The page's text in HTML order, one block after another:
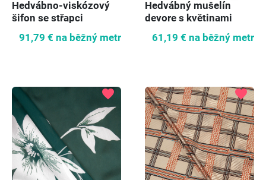
Hedvábno-viskózový
šifon se střapci
91,79 € na běžný metr
Hedvábný mušelín
devore s květinami
61,19 € na běžný metr
favorite favorite